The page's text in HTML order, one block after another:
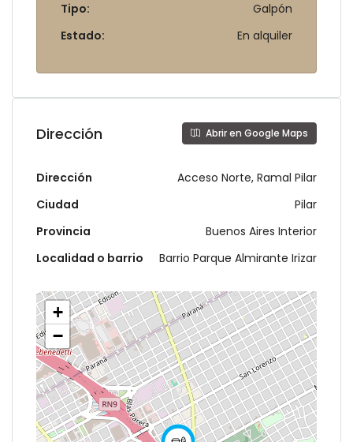
Tipo:
Galpón
Estado:
En alquiler
Dirección Abrir en Google Maps
Dirección
Acceso Norte, Ramal Pilar
Ciudad
Pilar
Provincia
Buenos Aires Interior
Localidad o barrio
Barrio Parque Almirante Irizar
+
−